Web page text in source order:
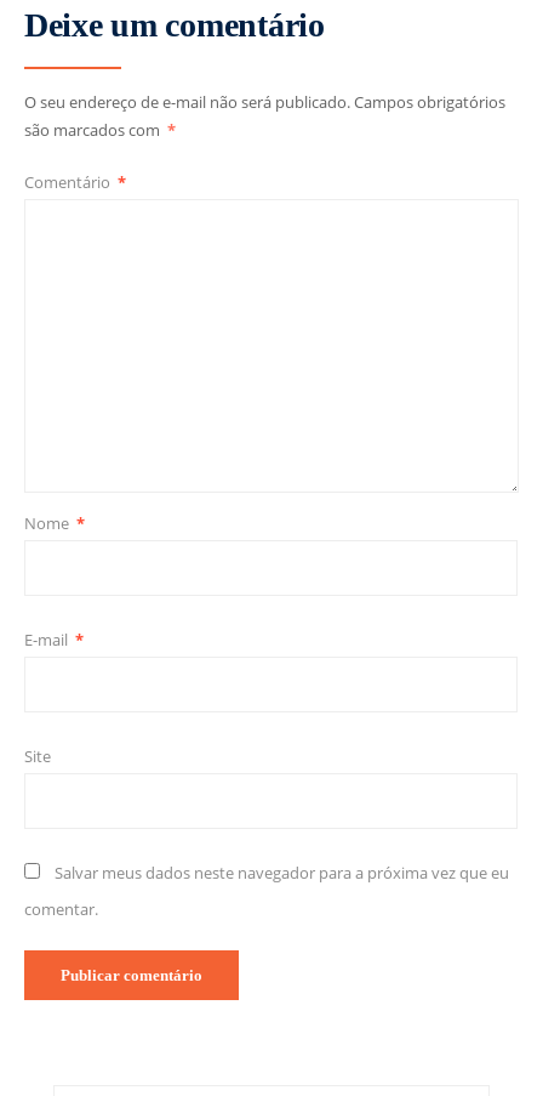
Deixe um comentário
O seu endereço de e-mail não será publicado.Campos obrigatórios
são marcados com *
Comentário *
Nome *
E-mail *
Site
Salvar meus dados neste navegador para a próxima vez que eu
comentar.